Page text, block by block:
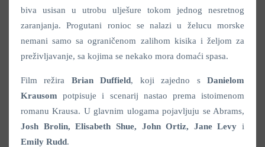
biva usisan u utrobu ulješure tokom jednog nesretnog
zaranjanja. Progutani ronioc se nalazi u želucu morske
nemani samo sa ograničenom zalihom kisika i željom za
preživljavanje, sa kojima se nekako mora domaći spasa.
Film režira Brian Duffield, koji zajedno sDanielom
Krausom potpisuje i scenarij nastao prema istoimenom
romanu Krausa. U glavnim ulogama pojavljuju se Abrams,
Josh Brolin, Elisabeth Shue, John Ortiz, Jane Levy i
Emily Rudd.